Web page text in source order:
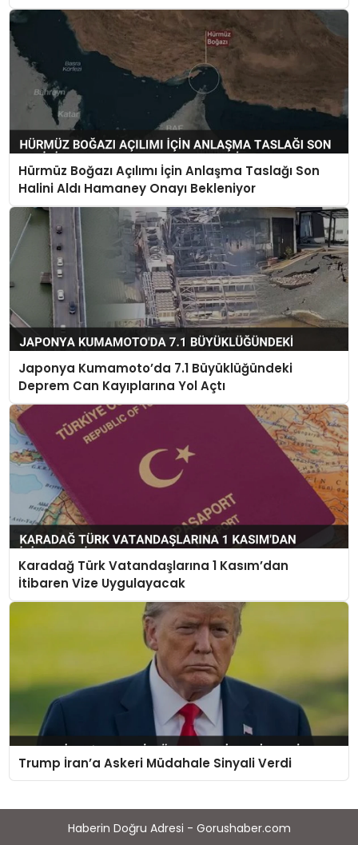
Hürmüz Boğazı Açılımı İçin Anlaşma Taslağı Son
Halini Aldı Hamaney Onayı Bekleniyor
Japonya Kumamoto’da 7.1 Büyüklüğündeki
Deprem Can Kayıplarına Yol Açtı
Karadağ Türk Vatandaşlarına 1 Kasım’dan
İtibaren Vize Uygulayacak
Trump İran’a Askeri Müdahale Sinyali Verdi
Haberin Doğru Adresi - Gorushaber.com